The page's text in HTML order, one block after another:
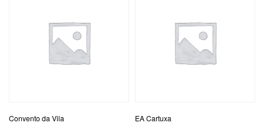
Convento da Vila EA Cartuxa